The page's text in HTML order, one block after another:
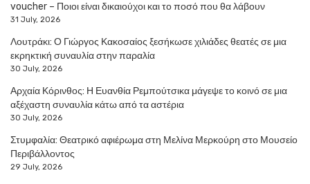
voucher – Ποιοι είναι δικαιούχοι και το ποσό που θα λάβουν
31 July, 2026
Λουτράκι: Ο Γιώργος Κακοσαίος ξεσήκωσε χιλιάδες θεατές σε μια
εκρηκτική συναυλία στην παραλία
30 July, 2026
Αρχαία Κόρινθος: Η Ευανθία Ρεμπούτσικα μάγεψε το κοινό σε μια
αξέχαστη συναυλία κάτω από τα αστέρια
30 July, 2026
Στυμφαλία: Θεατρικό αφιέρωμα στη Μελίνα Μερκούρη στο Μουσείο
Περιβάλλοντος
29 July, 2026